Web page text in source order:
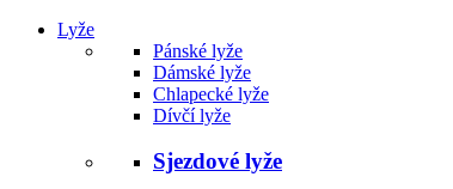
Lyže
Pánské lyže
Dámské lyže
Chlapecké lyže
Dívčí lyže
Sjezdové lyže